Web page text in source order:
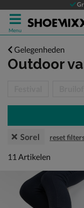
Menu
Gelegenheden
Outdoor
Sorel reset
11 artikelen
11 Artikelen